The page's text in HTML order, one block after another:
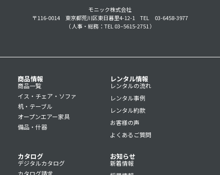
モニック株式会社
〒116-0014 東京都荒川区東日暮里4-12-1
TEL 03-6458-3977
（ 人事・総務：TEL 03–5615-2751 ）
商品情報
商品一覧
イス・チェア・ソファ
机・テーブル
オープンエアー家具
備品・什器
レンタル情報
レンタルの流れ
レンタル事例
レンタル約款
お客様の声
よくあるご質問
カタログ
デジタルカタログ
カタログ請求
お知らせ
新着情報